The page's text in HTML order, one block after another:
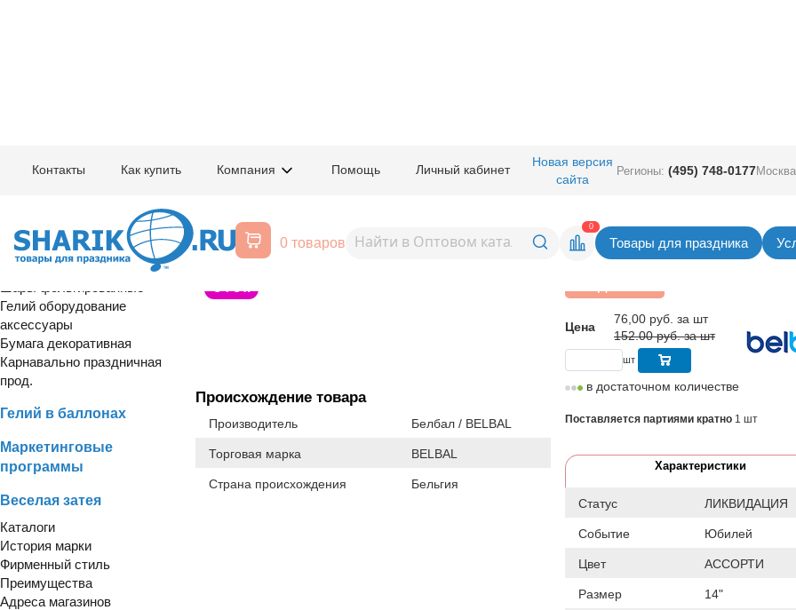
Контакты Как купить Компания Помощь Личный кабинет
Новая версия
сайта
Регионы: (495) 748-0177
0 товаров
0
Товары для праздника
Расширенный поиск
Шары латексные
Гелий оборудование
аксессуары
Бумага декоративная
Карнавально праздничная
прод.
Гелий в баллонах
Маркетинговые
программы
Веселая затея
Каталоги
История марки
Фирменный стиль
Преимущества
Адреса магазинов
1103-3076
Шар с рисунком 14" Хром Юбилей -
16. 6шт
Вернуться в раздел Шар с
С Т О К
Происхождение товара
Производитель Белбал / BELBAL
Торговая марка BELBAL
Страна происхождения Бельгия
Цена
76,00 руб. за шт
152.00 руб. за шт
шт
в достаточном количестве
Поставляется партиями кратно 1 шт
Характеристики
Статус ЛИКВИДАЦИЯ
Событие Юбилей
Цвет АССОРТИ
Размер 14"